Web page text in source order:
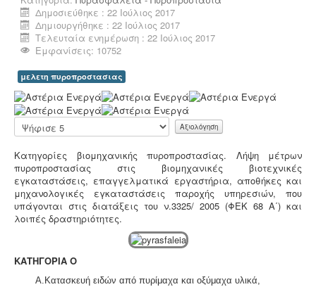
Συλλογή και μεταφορά λιπαντικών - ορυκτέλαιων
δραστηριότητα συλλογής και μεταφοράς
χρησιμοποιημένων ορυκτέλαιων - λιπαντικών ασκείται
μετά από την έκδοση άδειας επικινδύνων. Η άδεια
εκδίδεται μετά από την έγκριση της σχετικής
περιβαλλοντικής μελέτης οργάνωσης του δικτύου
συλλογής και μεταφοράς και της ασφάλισης
περιβαλλοντικής ευθύνης.
Συλλογή - μεταφορά και επεξεργασία ζωικών
υποπροϊόντων -
Η διαχείριση ζωικών υποπροϊόντων
διέπεται από τον Κανονισμό (ΕΚ) αριθ. 1069/2009 και
αρμόδιες είναι οι κτηνιατρικές υπηρεσίες. Τα
αδρανοποιημένα ζωικά υποπροϊόντα θεωρούνται μη
επικίνδυνα απόβλητα και περιλαμβάνονται στον
Δημοσιεύθηκε : 22 Ιούλιος 2017
Δημιουργήθηκε : 22 Ιούλιος 2017
Τελευταία ενημέρωση : 22 Ιούλιος 2017
Εμφανίσεις: 10752
μελετη πυροπροστασιας
Α
ξ
ι
ο
ό
γ
η
σ
η
Χ
σ
Παρακαλώ
αξιολογήστε
Κατηγορίες βιομηχανικής πυροπροστασίας. Λήψη μέτρων
πυροπροστασίας στις βιομηχανικές βιοτεχνικές
εγκαταστάσεις, επαγγελματικά εργαστήρια, αποθήκες και
μηχανολογικές εγκαταστάσεις παροχής υπηρεσιών, που
υπάγονται στις διατάξεις του ν.3325/ 2005 (ΦΕΚ 68 Α΄) και
λοιπές δραστηριότητες.
ΚΑΤΗΓΟΡΙΑ Ο
Α.Κατασκευή ειδών από πυρίμαχα και οξύμαχα υλικά,